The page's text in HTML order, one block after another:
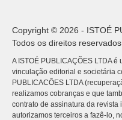
Copyright © 2026 - ISTOÉ
Todos os direitos reservados.
A ISTOÉ PUBLICAÇÕES LTDA
vinculação editorial e societária
PUBLICACÕES LTDA
realizamos cobranças e que
contrato de assinatura da revista
autorizamos terceiros a fazê-lo,